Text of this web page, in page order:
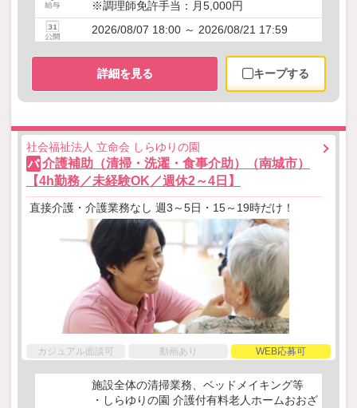
※調理師免許手当：月5,000円
2026/08/07 18:00 ～ 2026/08/21 17:59
詳細を見る キープする
社会福祉法人 立命会 しらゆりの園
パ 介護補助（清掃・洗濯・食事介助）（南城市）
【4h勤務／未経験OK／週休2～4日】
直接介護・介護業務なし 週3～5日・15～19時だけ！
カジュアル面談可 動画あり WEB応募可
施設全体の清掃業務、ベッドメイキング等
・しらゆりの園 介護付有料老人ホームおおざ